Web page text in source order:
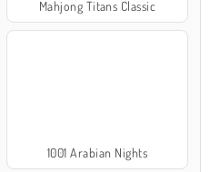
Mahjong Titans Classic
1001 Arabian Nights